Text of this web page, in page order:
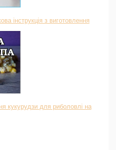
інструкція з виготовлення
кукурудзи для риболовлі на